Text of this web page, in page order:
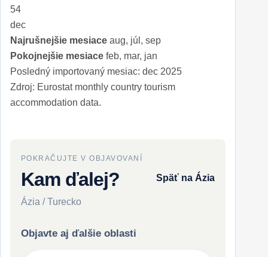
54
dec
Najrušnejšie mesiace aug, júl, sep
Pokojnejšie mesiace feb, mar, jan
Posledný importovaný mesiac: dec 2025
Zdroj: Eurostat monthly country tourism
accommodation data.
POKRAČUJTE V OBJAVOVANÍ
Kam ďalej?
Ázia / Turecko
Späť na Ázia
Objavte aj ďalšie oblasti